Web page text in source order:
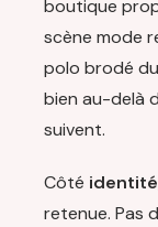
boutique
scène mode
polo brodé
bien au-delà
suivent.
Côté identité
retenue. Pas